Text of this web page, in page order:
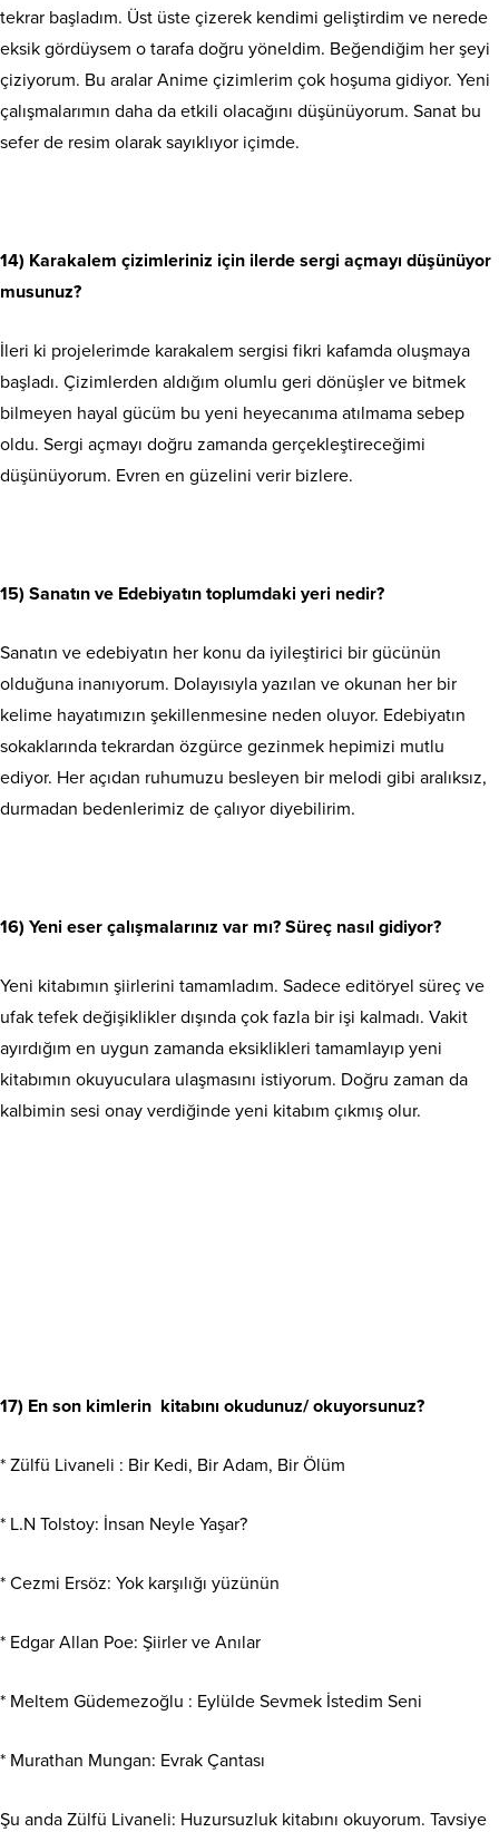
tekrar başladım. Üst üste çizerek kendimi geliştirdim ve nerede
eksik gördüysem o tarafa doğru yöneldim. Beğendiğim her şeyi
çiziyorum. Bu aralar Anime çizimlerim çok hoşuma gidiyor. Yeni
çalışmalarımın daha da etkili olacağını düşünüyorum. Sanat bu
sefer de resim olarak sayıklıyor içimde.
14) Karakalem çizimleriniz için ilerde sergi açmayı düşünüyor
musunuz?
İleri ki projelerimde karakalem sergisi fikri kafamda oluşmaya
başladı. Çizimlerden aldığım olumlu geri dönüşler ve bitmek
bilmeyen hayal gücüm bu yeni heyecanıma atılmama sebep
oldu. Sergi açmayı doğru zamanda gerçekleştireceğimi
düşünüyorum. Evren en güzelini verir bizlere.
15) Sanatın ve Edebiyatın toplumdaki yeri nedir?
Sanatın ve edebiyatın her konu da iyileştirici bir gücünün
olduğuna inanıyorum. Dolayısıyla yazılan ve okunan her bir
kelime hayatımızın şekillenmesine neden oluyor. Edebiyatın
sokaklarında tekrardan özgürce gezinmek hepimizi mutlu
ediyor. Her açıdan ruhumuzu besleyen bir melodi gibi aralıksız,
durmadan bedenlerimiz de çalıyor diyebilirim.
16) Yeni eser çalışmalarınız var mı? Süreç nasıl gidiyor?
Yeni kitabımın şiirlerini tamamladım. Sadece editöryel süreç ve
ufak tefek değişiklikler dışında çok fazla bir işi kalmadı. Vakit
ayırdığım en uygun zamanda eksiklikleri tamamlayıp yeni
kitabımın okuyuculara ulaşmasını istiyorum. Doğru zaman da
kalbimin sesi onay verdiğinde yeni kitabım çıkmış olur.
17) En son kimlerin kitabını okudunuz/ okuyorsunuz?
* Zülfü Livaneli : Bir Kedi, Bir Adam, Bir Ölüm
* L.N Tolstoy: İnsan Neyle Yaşar?
* Cezmi Ersöz: Yok karşılığı yüzünün
* Edgar Allan Poe: Şiirler ve Anılar
* Meltem Güdemezoğlu : Eylülde Sevmek İstedim Seni
* Murathan Mungan: Evrak Çantası
Şu anda Zülfü Livaneli: Huzursuzluk kitabını okuyorum. Tavsiye